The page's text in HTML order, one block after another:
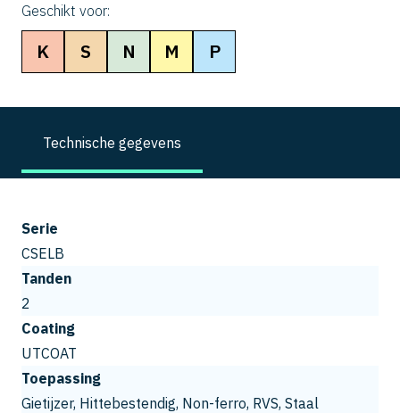
Geschikt voor:
K S N M P
Technische gegevens
Serie
CSELB
Tanden
2
Coating
UTCOAT
Toepassing
Gietijzer, Hittebestendig, Non-ferro, RVS, Staal